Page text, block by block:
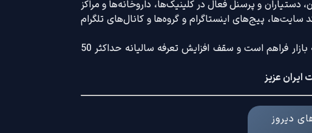
دستیاران و پرسنل فعال در کلینیک‌ها، داروخانه‌ها و مراکز
سایت‌ها، پیج‌های اینستاگرام و گروه‌ها و کانال‌های تلگرام
ضمنا امکان ثبت آگهی با کامل‌ترین امکانات رایج و کم‌ترین تعرفه بازار فراهم است و سقف افزایش تعرفه سالیانه حداکثر 50
ایران عزیز
دیروز